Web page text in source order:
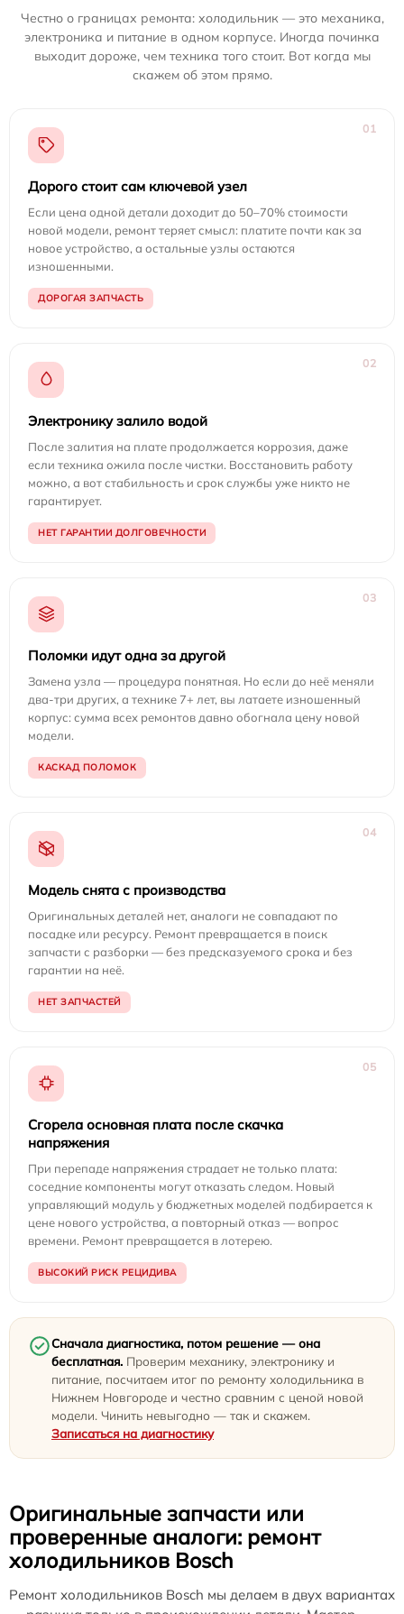
Честно о границах ремонта: холодильник — это механика,
электроника и питание в одном корпусе. Иногда починка
выходит дороже, чем техника того стоит. Вот когда мы
скажем об этом прямо.
01
Дорого стоит сам ключевой узел
Если цена одной детали доходит до 50–70% стоимости
новой модели, ремонт теряет смысл: платите почти как за
новое устройство, а остальные узлы остаются
изношенными.
ДОРОГАЯ ЗАПЧАСТЬ
02
Электронику залило водой
После залития на плате продолжается коррозия, даже
если техника ожила после чистки. Восстановить работу
можно, а вот стабильность и срок службы уже никто не
гарантирует.
НЕТ ГАРАНТИИ ДОЛГОВЕЧНОСТИ
03
Поломки идут одна за другой
Замена узла — процедура понятная. Но если до неё меняли
два-три других, а технике 7+ лет, вы латаете изношенный
корпус: сумма всех ремонтов давно обогнала цену новой
модели.
КАСКАД ПОЛОМОК
04
Модель снята с производства
Оригинальных деталей нет, аналоги не совпадают по
посадке или ресурсу. Ремонт превращается в поиск
запчасти с разборки — без предсказуемого срока и без
гарантии на неё.
НЕТ ЗАПЧАСТЕЙ
05
Сгорела основная плата после скачка
напряжения
При перепаде напряжения страдает не только плата:
соседние компоненты могут отказать следом. Новый
управляющий модуль у бюджетных моделей подбирается к
цене нового устройства, а повторный отказ — вопрос
времени. Ремонт превращается в лотерею.
ВЫСОКИЙ РИСК РЕЦИДИВА
Сначала диагностика, потом решение — она
бесплатная. Проверим механику, электронику и
питание, посчитаем итог по ремонту холодильника в
Нижнем Новгороде и честно сравним с ценой новой
модели. Чинить невыгодно — так и скажем.
Записаться на диагностику
Оригинальные запчасти или
проверенные аналоги: ремонт
холодильников Bosch
Ремонт холодильников Bosch мы делаем в двух вариантах